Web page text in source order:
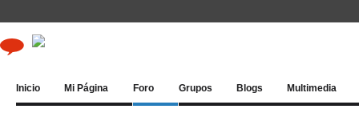
Inicio Mi Página Foro Grupos Blogs Multimedia